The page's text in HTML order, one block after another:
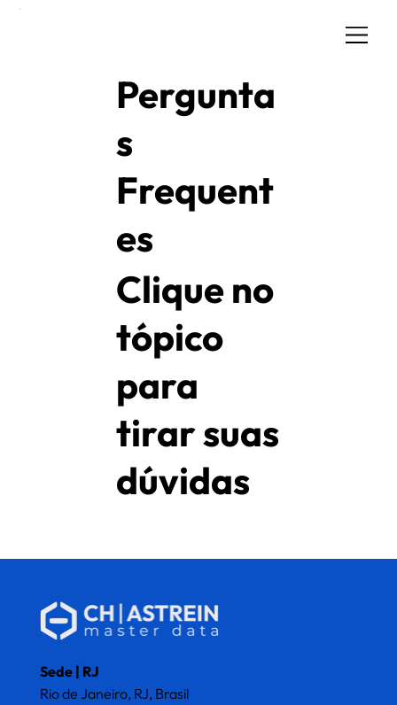
Pergunta
s
Frequent
es
Clique no
tópico
para
tirar suas
dúvidas
Sede | RJ
Rio de Janeiro, RJ, Brasil